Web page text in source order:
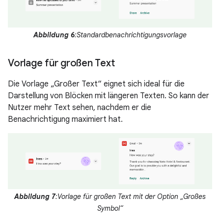
Abbildung 6:Standardbenachrichtigungsvorlage
Vorlage für großen Text
Die Vorlage „Großer Text“ eignet sich ideal für die
Darstellung von Blöcken mit längeren Texten. So kann der
Nutzer mehr Text sehen, nachdem er die
Benachrichtigung maximiert hat.
Abbildung 7:Vorlage für großen Text mit der Option „Großes
Symbol“